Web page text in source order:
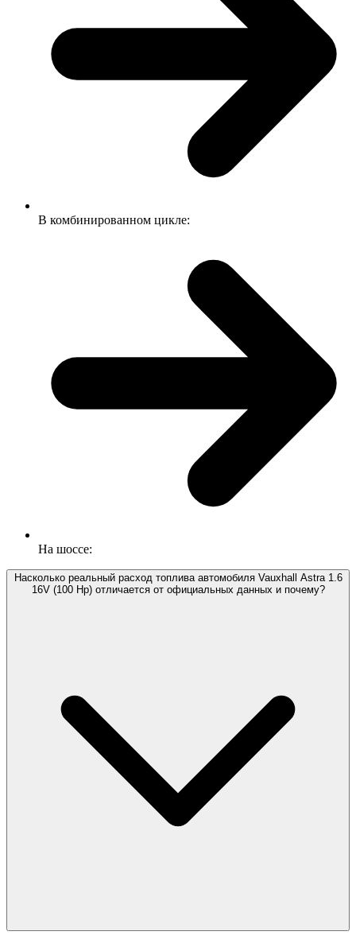
В комбинированном цикле:
На шоссе:
Насколько реальный расход топлива автомобиля Vauxhall Astra 1.6
16V (100 Hp) отличается от официальных данных и почему?